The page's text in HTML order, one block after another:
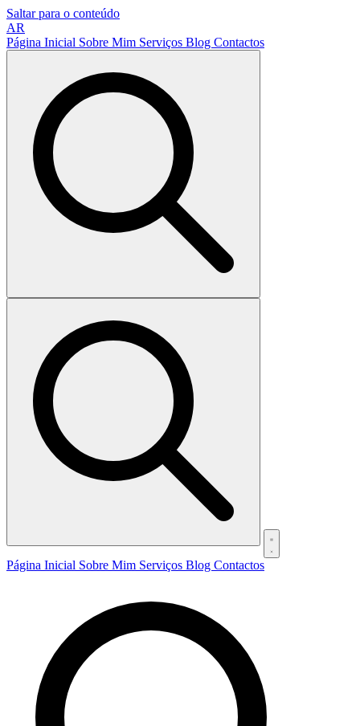
Saltar para o conteúdo
AR
Página Inicial Sobre Mim Serviços Blog Contactos
Página Inicial Sobre Mim Serviços Blog Contactos